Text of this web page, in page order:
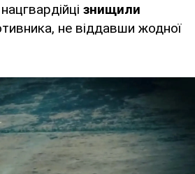
знищили
не віддавши жодної